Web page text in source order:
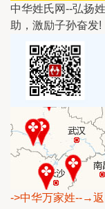
中华姓氏网--弘扬
助，激励子孙奋发!
->中华万家姓--→返